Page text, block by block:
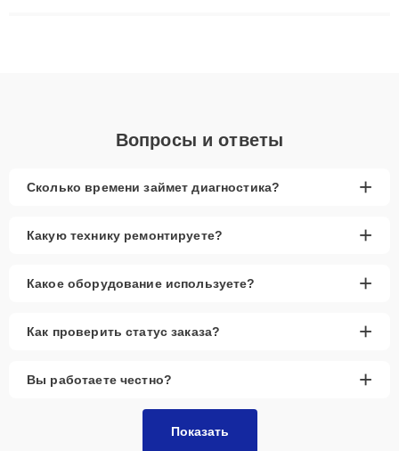
Вопросы и ответы
Сколько времени займет диагностика? +
Какую технику ремонтируете? +
Какое оборудование используете? +
Как проверить статус заказа? +
Вы работаете честно? +
Показать